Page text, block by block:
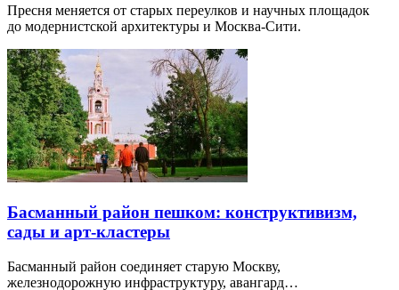
Пресня меняется от старых переулков и научных площадок
до модернистской архитектуры и Москва-Сити.
Басманный район пешком: конструктивизм,
сады и арт-кластеры
Басманный район соединяет старую Москву,
железнодорожную инфраструктуру, авангард…